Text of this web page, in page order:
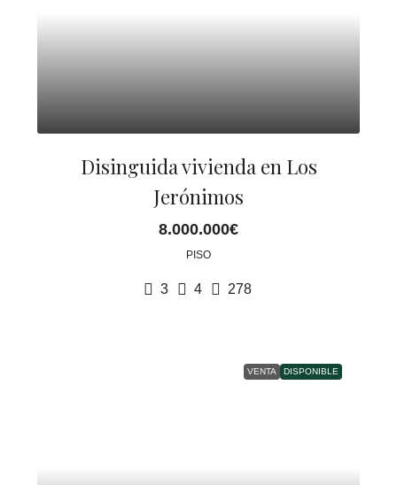
Disinguida vivienda en Los
Jerónimos
8.000.000€
PISO
3 4 278
VENTA DISPONIBLE